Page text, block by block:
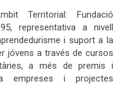
Territorial: Fundació
representativa a nivell
i suport a la
jóvens a través de cursos
a més de premis i
empreses i projectes